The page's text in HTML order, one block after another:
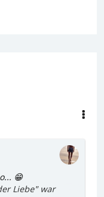
😁
Liebe" war